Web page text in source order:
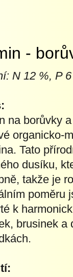
-
N 12 %, P
na borůvky
organicko-
Tato
dusíku,
takže je
poměru
k
brusinek a